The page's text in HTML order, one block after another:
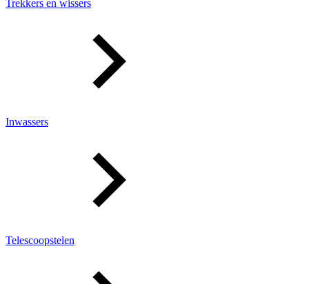
Trekkers en wissers
Inwassers
Telescoopstelen